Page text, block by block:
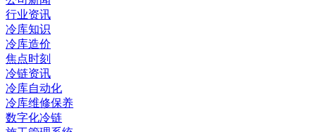
行业资讯
冷库知识
冷库造价
焦点时刻
冷链资讯
冷库自动化
冷库维修保养
数字化冷链